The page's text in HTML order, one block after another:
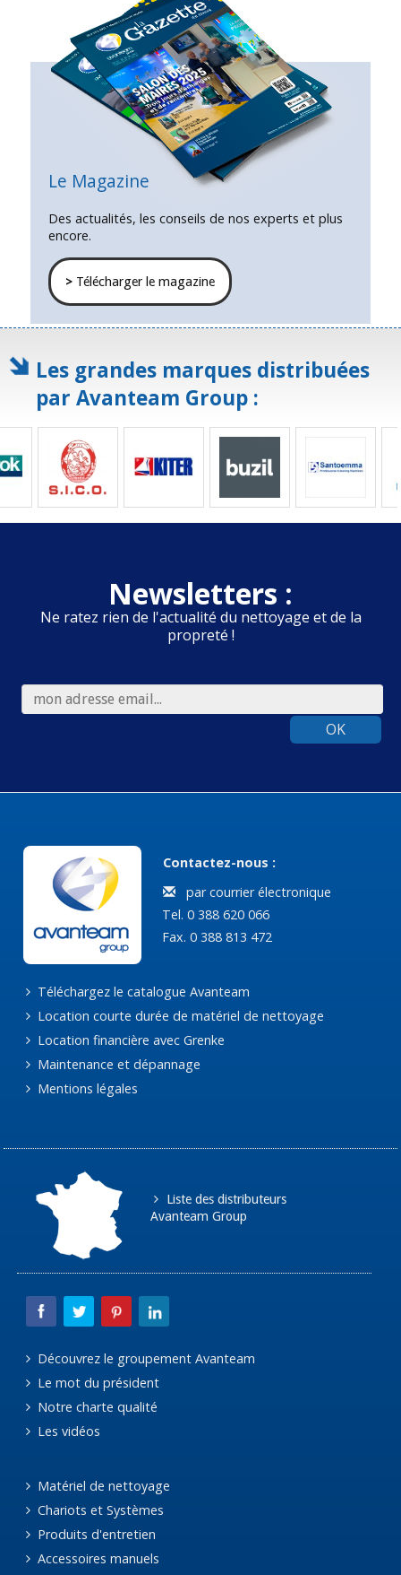
Le Magazine
Des actualités, les conseils de nos experts et plus
encore.
>Télécharger le magazine
Les grandes marques distribuées
par Avanteam Group :
Newsletters :
Ne ratez rien de l'actualité du nettoyage et de la
propreté !
OK
Contactez-nous :
par courrier électronique
Tel. 0 388 620 066
Fax. 0 388 813 472
Téléchargez le catalogue Avanteam
Location courte durée de matériel de nettoyage
Location financière avec Grenke
Maintenance et dépannage
Mentions légales
Liste des distributeurs
Avanteam Group
Découvrez le groupement Avanteam
Le mot du président
Notre charte qualité
Les vidéos
Matériel de nettoyage
Chariots et Systèmes
Produits d'entretien
Accessoires manuels